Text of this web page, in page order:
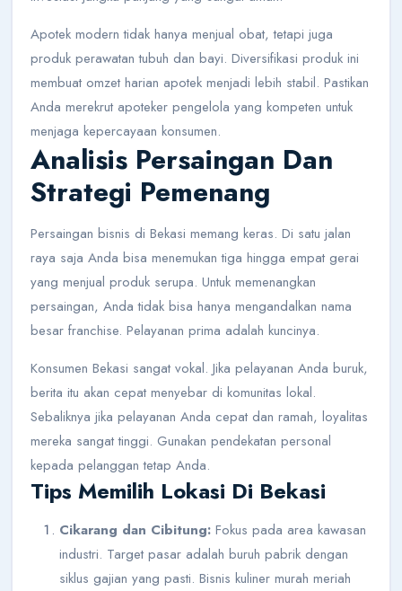
Apotek modern tidak hanya menjual obat, tetapi juga
produk perawatan tubuh dan bayi. Diversifikasi produk ini
membuat omzet harian apotek menjadi lebih stabil. Pastikan
Anda merekrut apoteker pengelola yang kompeten untuk
menjaga kepercayaan konsumen.
Analisis Persaingan Dan
Strategi Pemenang
Persaingan bisnis di Bekasi memang keras. Di satu jalan
raya saja Anda bisa menemukan tiga hingga empat gerai
yang menjual produk serupa. Untuk memenangkan
persaingan, Anda tidak bisa hanya mengandalkan nama
besar franchise. Pelayanan prima adalah kuncinya.
Konsumen Bekasi sangat vokal. Jika pelayanan Anda buruk,
berita itu akan cepat menyebar di komunitas lokal.
Sebaliknya jika pelayanan Anda cepat dan ramah, loyalitas
mereka sangat tinggi. Gunakan pendekatan personal
kepada pelanggan tetap Anda.
Tips Memilih Lokasi Di Bekasi
Cikarang dan Cibitung: Fokus pada area kawasan
industri. Target pasar adalah buruh pabrik dengan
siklus gajian yang pasti. Bisnis kuliner murah meriah